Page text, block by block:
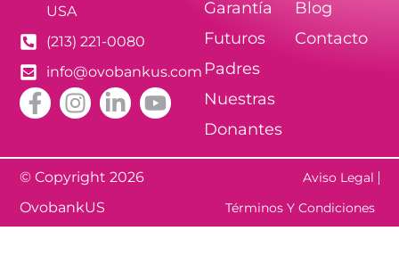
USA
(213) 221-0080
info@ovobankus.com
Garantía
Futuros
Padres
Nuestras
Donantes
Blog
Contacto
© Copyright 2026
OvobankUS
Aviso Legal
Términos Y Condiciones